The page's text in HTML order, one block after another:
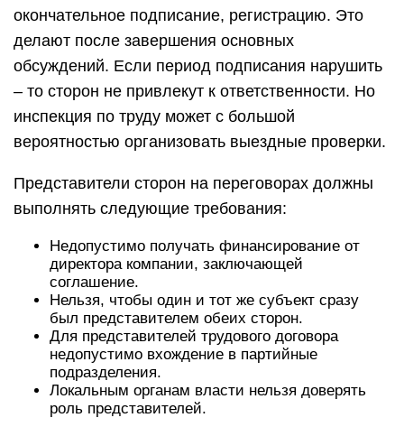
окончательное подписание, регистрацию. Это
делают после завершения основных
обсуждений. Если период подписания нарушить
– то сторон не привлекут к ответственности. Но
инспекция по труду может с большой
вероятностью организовать выездные проверки.
Представители сторон на переговорах должны
выполнять следующие требования:
Недопустимо получать финансирование от
директора компании, заключающей
соглашение.
Нельзя, чтобы один и тот же субъект сразу
был представителем обеих сторон.
Для представителей трудового договора
недопустимо вхождение в партийные
подразделения.
Локальным органам власти нельзя доверять
роль представителей.